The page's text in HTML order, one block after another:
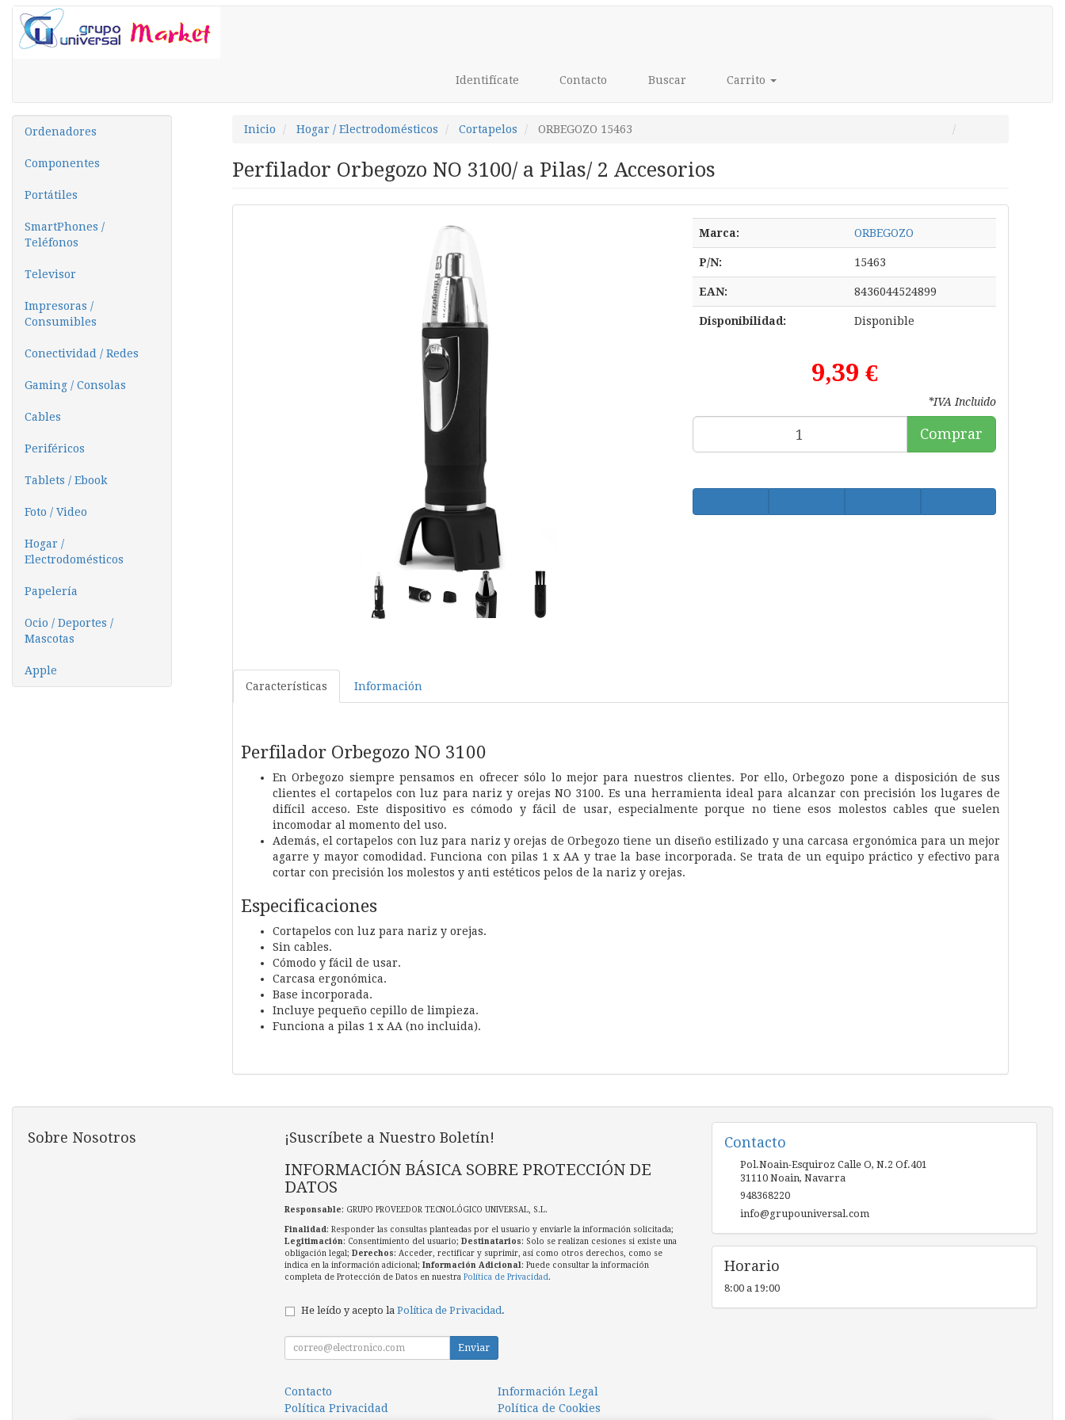
Identifícate Contacto Buscar Carrito
Ordenadores
Componentes
Portátiles
SmartPhones /
Teléfonos
Televisor
Impresoras /
Consumibles
Conectividad / Redes
Gaming / Consolas
Cables
Periféricos
Tablets / Ebook
Foto / Video
Hogar /
Electrodomésticos
Papelería
Ocio / Deportes /
Mascotas
Apple
Inicio Hogar / Electrodomésticos Cortapelos ORBEGOZO 15463
Perfilador Orbegozo NO 3100/ a Pilas/ 2 Accesorios
Marca: ORBEGOZO
P/N: 15463
EAN: 8436044524899
Disponibilidad: Disponible
9,39 €
*IVA Incluido
Comprar
Características Información
Perfilador Orbegozo NO 3100
En Orbegozo siempre pensamos en ofrecer sólo lo mejor para nuestros clientes. Por ello, Orbegozo pone a disposición de sus
clientes el cortapelos con luz para nariz y orejas NO 3100. Es una herramienta ideal para alcanzar con precisión los lugares de
difícil acceso. Este dispositivo es cómodo y fácil de usar, especialmente porque no tiene esos molestos cables que suelen
incomodar al momento del uso.
Además, el cortapelos con luz para nariz y orejas de Orbegozo tiene un diseño estilizado y una carcasa ergonómica para un mejor
agarre y mayor comodidad. Funciona con pilas 1 x AA y trae la base incorporada. Se trata de un equipo práctico y efectivo para
cortar con precisión los molestos y anti estéticos pelos de la nariz y orejas.
Especificaciones
Cortapelos con luz para nariz y orejas.
Sin cables.
Cómodo y fácil de usar.
Carcasa ergonómica.
Base incorporada.
Incluye pequeño cepillo de limpieza.
Funciona a pilas 1 x AA (no incluida).
Sobre Nosotros ¡Suscríbete a Nuestro Boletín!
INFORMACIÓN BÁSICA SOBRE PROTECCIÓN DE
DATOS
Responsable: GRUPO PROVEEDOR TECNOLÓGICO UNIVERSAL, S.L.
Finalidad: Responder las consultas planteadas por el usuario y enviarle la información solicitada;
Legitimación: Consentimiento del usuario; Destinatarios: Solo se realizan cesiones si existe una
obligación legal; Derechos: Acceder, rectificar y suprimir, así como otros derechos, como se
indica en la información adicional; Información Adicional: Puede consultar la información
completa de Protección de Datos en nuestra Política de Privacidad.
He leído y acepto la Política de Privacidad.
Enviar
Contacto
Información Legal
Política Privacidad
Política de Cookies
Contacto
Pol.Noain-Esquiroz Calle O, N.2 Of.401
31110 Noain, Navarra
948368220
info@grupouniversal.com
Horario
8:00 a 19:00